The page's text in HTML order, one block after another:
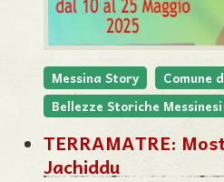
Messina Story Comune
Bellezze Storiche Messinesi
TERRAMATRE:
Jachiddu